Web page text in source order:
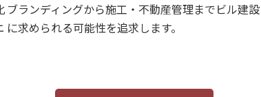
ブランディングから施工・不動産管理までビル建設
に求められる可能性を追求します。